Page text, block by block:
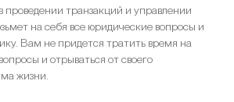
вариант для
актив, который растёт в
3
1
вариант для
проведении транзакций и управлении
на себя все юридические вопросы и
Вам не придется тратить время на
и отрываться от своего
жизни.